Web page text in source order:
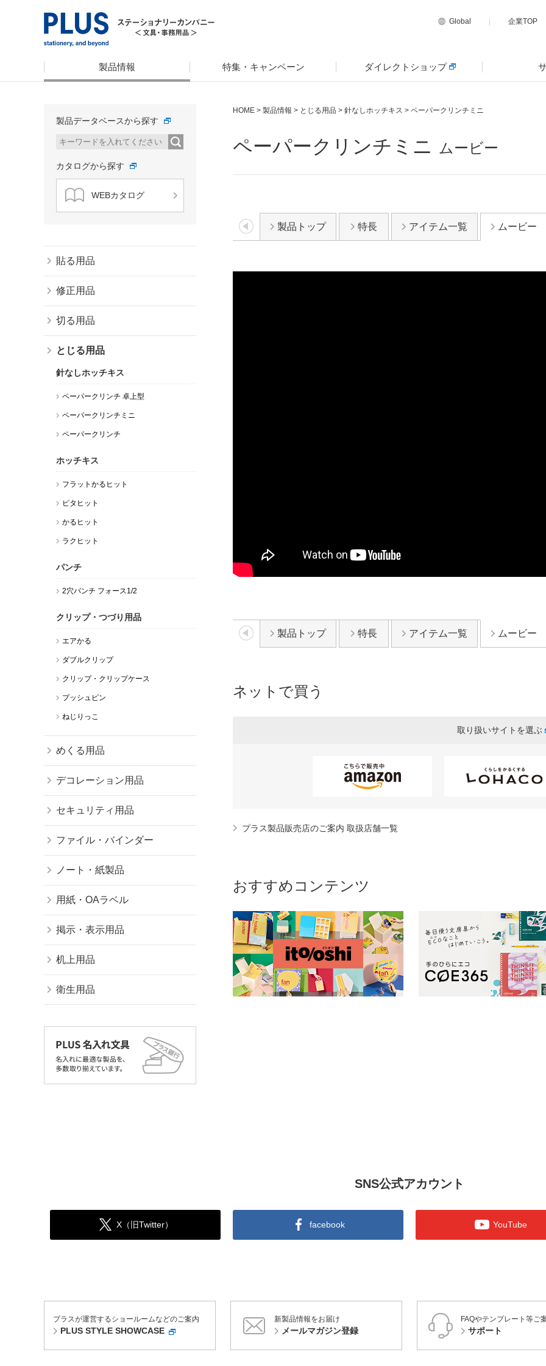
Global 企業TOP
製品情報 特集・キャンペーン ダイレクトショップ
HOME > 製品情報 > とじる用品 > 針なしホッチキス > ペーパークリンチミニ
ペーパークリンチミニ ムービー
製品トップ 特長 アイテム一覧 ムービー
製品トップ 特長 アイテム一覧 ムービー
ネットで買う
取り扱いサイトを選ぶ
プラス製品販売店のご案内 取扱店舗一覧
おすすめコンテンツ
製品データベースから探す
カタログから探す
WEBカタログ
貼る用品
修正用品
切る用品
とじる用品
針なしホッチキス
ペーパークリンチ 卓上型
ペーパークリンチミニ
ペーパークリンチ
ホッチキス
フラットかるヒット
ピタヒット
かるヒット
ラクヒット
パンチ
2穴パンチ フォース1/2
クリップ・つづり用品
エアかる
ダブルクリップ
クリップ・クリップケース
プッシュピン
ねじりっこ
めくる用品
デコレーション用品
セキュリティ用品
ファイル・バインダー
ノート・紙製品
用紙・OAラベル
掲示・表示用品
机上用品
衛生用品
SNS公式アカウント
X（旧Twitter） facebook YouTube
プラスが運営するショールームなどのご案内
PLUS STYLE SHOWCASE
新製品情報をお届け
メールマガジン登録
FAQやテンプレート等ご
サポート